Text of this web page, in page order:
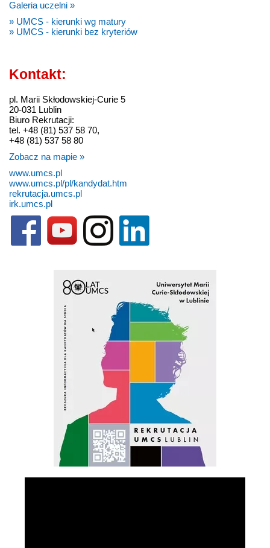
Galeria uczelni »
» UMCS - kierunki wg matury
» UMCS - kierunki bez kryteriów
Kontakt:
pl. Marii Skłodowskiej-Curie 5
20-031 Lublin
Biuro Rekrutacji:
tel. +48 (81) 537 58 70,
+48 (81) 537 58 80
Zobacz na mapie »
www.umcs.pl
www.umcs.pl/pl/kandydat.htm
rekrutacja.umcs.pl
irk.umcs.pl